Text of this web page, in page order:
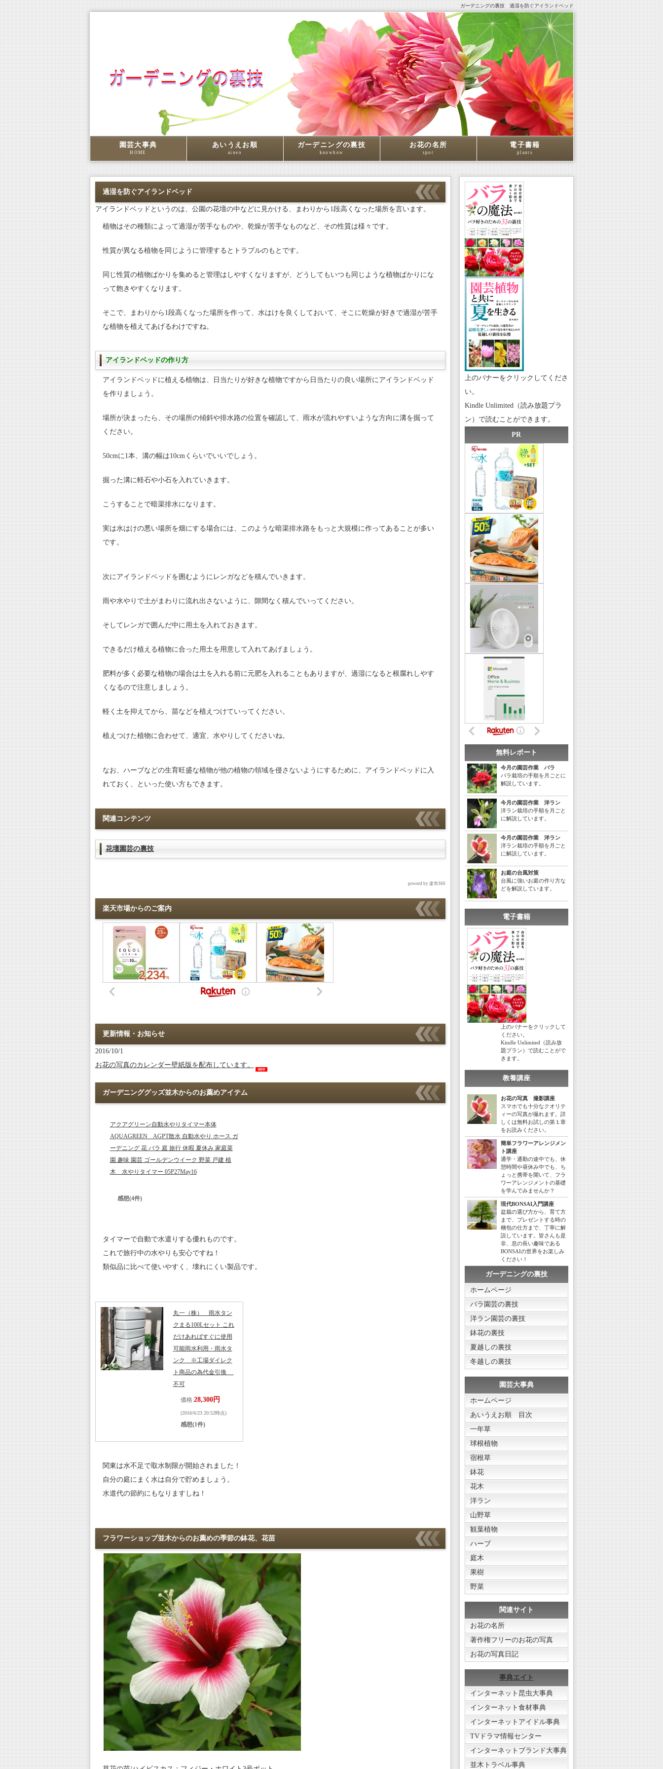
ガーデニングの裏技 過湿を防ぐアイランドベッド
園芸大事典
HOME
あいうえお順
aiueo
ガーデニングの裏技
knowhow
お花の名所
spot
電子書籍
plants
過湿を防ぐアイランドベッド
アイランドベッドというのは、公園の花壇の中などに見かける、まわりから1段高くなった場所を言います。
植物はその種類によって過湿が苦手なものや、乾燥が苦手なものなど、その性質は様々です。
性質が異なる植物を同じように管理するとトラブルのもとです。
同じ性質の植物ばかりを集めると管理はしやすくなりますが、どうしてもいつも同じような植物ばかりにな
って飽きやすくなります。
そこで、まわりから1段高くなった場所を作って、水はけを良くしておいて、そこに乾燥が好きで過湿が苦手
な植物を植えてあげるわけですね。
アイランドベッドの作り方
アイランドベッドに植える植物は、日当たりが好きな植物ですから日当たりの良い場所にアイランドベッド
を作りましょう。
場所が決まったら、その場所の傾斜や排水路の位置を確認して、雨水が流れやすいような方向に溝を掘って
ください。
50cmに1本、溝の幅は10cmくらいでいいでしょう。
掘った溝に軽石や小石を入れていきます。
こうすることで暗渠排水になります。
実は水はけの悪い場所を畑にする場合には、このような暗渠排水路をもっと大規模に作ってあることが多い
です。
次にアイランドベッドを囲むようにレンガなどを積んでいきます。
雨や水やりで土がまわりに流れ出さないように、隙間なく積んでいってください。
そしてレンガで囲んだ中に用土を入れておきます。
できるだけ植える植物に合った用土を用意して入れてあげましょう。
肥料が多く必要な植物の場合は土を入れる前に元肥を入れることもありますが、過湿になると根腐れしやす
くなるので注意しましょう。
軽く土を抑えてから、苗などを植えつけていってください。
植えつけた植物に合わせて、適宜、水やりしてくださいね。
なお、ハーブなどの生育旺盛な植物が他の植物の領域を侵さないようにするために、アイランドベッドに入
れておく、といった使い方もできます。
関連コンテンツ
花壇園芸の裏技
powerd by 楽市360
楽天市場からのご案内
更新情報・お知らせ
2016/10/1
お花の写真のカレンダー壁紙版を配布しています。
ガーデニンググッズ並木からのお薦めアイテム
アクアグリーン自動水やりタイマー本体
AQUAGREEN AGPT散水 自動水やり ホース ガ
ーデニング 花 バラ 庭 旅行 休暇 夏休み 家庭菜
園 趣味 園芸 ゴールデンウイーク 野菜 戸建 植
木 水やりタイマー 05P27May16
感想(4件)
タイマーで自動で水遣りする優れものです。
これで旅行中の水やりも安心ですね！
類似品に比べて使いやすく、壊れにくい製品です。
丸一（株） 雨水タン
クまる100Lセット これ
だけあればすぐに使用
可能雨水利用・雨水タ
ンク ※工場ダイレク
ト商品の為代金引換
不可
価格:28,300円
(2016/6/23 20:52時点)
感想(1件)
関東は水不足で取水制限が開始されました！
自分の庭にまく水は自分で貯めましょう。
水道代の節約にもなりますしね！
フラワーショップ並木からのお薦めの季節の鉢花、花苗
上のバナーをクリックしてくださ
い。
Kindle Unlimited（読み放題プラ
ン）で読むことができます。
PR
無料レポート
今月の園芸作業 バラ
バラ栽培の手順を月ごとに
解説しています。
今月の園芸作業 洋ラン
洋ラン栽培の手順を月ごと
に解説しています。
今月の園芸作業 洋ラン
洋ラン栽培の手順を月ごと
に解説しています。
お庭の台風対策
台風に強いお庭の作り方な
どを解説しています。
電子書籍
上のバナーをクリックして
ください。
Kindle Unlimited（読み放
題プラン）で読むことがで
きます。
教養講座
お花の写真 撮影講座
スマホでも十分なクオリテ
ィーの写真が撮れます。詳
しくは無料お試しの第１章
をお読みください。
簡単フラワーアレンジメン
ト講座
通学・通勤の途中でも、休
憩時間や昼休み中でも、ち
ょっと携帯を開いて、フラ
ワーアレンジメントの基礎
を学んでみませんか？
現代BONSAI入門講座
盆栽の選び方から、育て方
まで、プレゼントする時の
梱包の仕方まで、丁寧に解
説しています。皆さんも是
非、息の長い趣味である
BONSAIの世界をお楽しみ
ください！
ガーデニングの裏技
ホームページ
バラ園芸の裏技
洋ラン園芸の裏技
鉢花の裏技
夏越しの裏技
冬越しの裏技
園芸大事典
ホームページ
あいうえお順 目次
一年草
球根植物
宿根草
鉢花
花木
洋ラン
山野草
観葉植物
ハーブ
庭木
果樹
野菜
関連サイト
お花の名所
著作権フリーのお花の写真
お花の写真日記
事典エイト
インターネット昆虫大事典
インターネット食材事典
インターネットアイドル事典
TVドラマ情報センター
インターネットブランド大事典
並木トラベル事典